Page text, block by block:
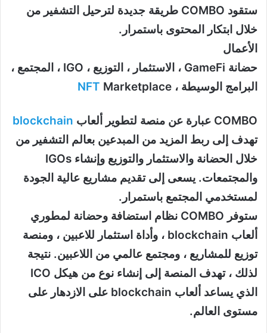
ستقود COMBO طريقة جديدة لترحيل التشفير من
خلال ابتكار المحتوى باستمرار.
الأعمال
حضانة GameFi ، الاستثمار ، التوزيع ، IGO ، المجتمع ،
البرامج الوسيطة ،
NFT Marketplace
COMBO عبارة عن منصة لتطوير ألعاب
blockchain
تهدف إلى ربط المزيد من المبدعين بعالم التشفير من
والمجتمعات. يسعى إلى تقديم مشاريع عالية الجودة
لمستخدمي المجتمع باستمرار.
ستوفر COMBO نظام استضافة وحضانة لمطوري
ألعاب blockchain ، وأداة استثمار للاعبين ، ومنصة
توزيع للمشاريع ، ومجتمع عالمي من اللاعبين. نتيجة
لذلك ، تهدف المنصة إلى إنشاء نوع من هيكل ICO
الذي يساعد ألعاب blockchain على الازدهار على
مستوى العالم.